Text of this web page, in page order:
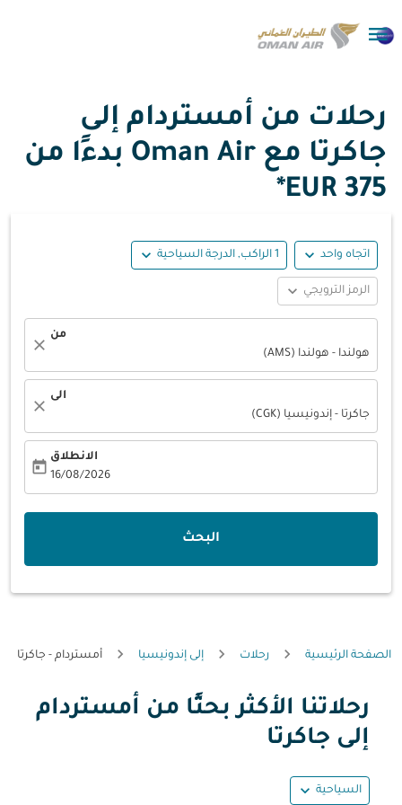

رحلات من أمستردام إلى
جاكرتا مع Oman Air بدءًا من
375 EUR*
اتجاه واحد expand_more 1 الراكب, الدرجة السياحية expand_more
الرمز الترويجي expand_more
من
هولندا - هولندا (AMS)
close
الى
جاكرتا - إندونيسيا (CGK)
close
الانطلاق
16/08/2026
today
البحث
الصفحة الرئيسية رحلات إلى إندونيسيا أمستردام - جاكرتا
رحلاتنا الأكثر بحثًا من أمستردام
إلى جاكرتا
السياحية expand_more